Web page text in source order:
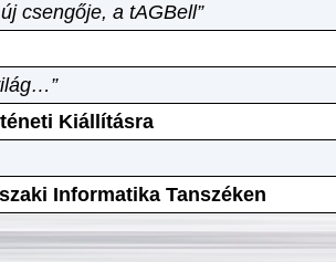
csengője, a tAGBell”
Kiállításra
Informatika Tanszéken